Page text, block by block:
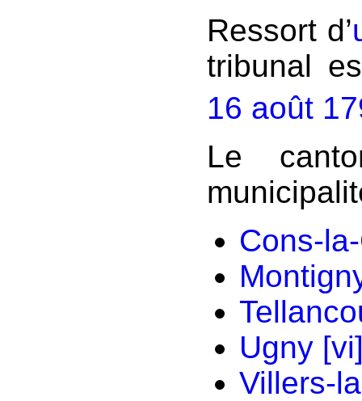
Ressort d’
tribunal
16 août
Le
Cons-
Ugny
Villers-